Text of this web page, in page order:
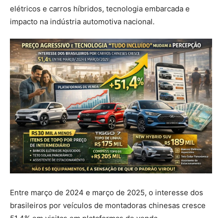
Entre março de 2024 e março de 2025, o interesse dos
brasileiros por veículos de montadoras chinesas cresce